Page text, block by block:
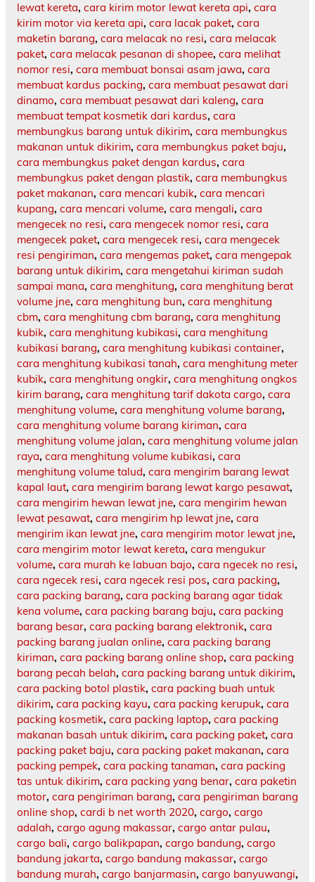
lewat kereta, cara kirim motor lewat kereta api, cara
kirim motor via kereta api, cara lacak paket, cara
maketin barang, cara melacak no resi, cara melacak
paket, cara melacak pesanan di shopee, cara melihat
nomor resi, cara membuat bonsai asam jawa, cara
membuat kardus packing, cara membuat pesawat dari
dinamo, cara membuat pesawat dari kaleng, cara
membuat tempat kosmetik dari kardus, cara
membungkus barang untuk dikirim, cara membungkus
makanan untuk dikirim, cara membungkus paket baju,
cara membungkus paket dengan kardus, cara
membungkus paket dengan plastik, cara membungkus
paket makanan, cara mencari kubik, cara mencari
kupang, cara mencari volume, cara mengali, cara
mengecek no resi, cara mengecek nomor resi, cara
mengecek paket, cara mengecek resi, cara mengecek
resi pengiriman, cara mengemas paket, cara mengepak
barang untuk dikirim, cara mengetahui kiriman sudah
sampai mana, cara menghitung, cara menghitung berat
volume jne, cara menghitung bun, cara menghitung
cbm, cara menghitung cbm barang, cara menghitung
kubik, cara menghitung kubikasi, cara menghitung
kubikasi barang, cara menghitung kubikasi container,
cara menghitung kubikasi tanah, cara menghitung meter
kubik, cara menghitung ongkir, cara menghitung ongkos
kirim barang, cara menghitung tarif dakota cargo, cara
menghitung volume, cara menghitung volume barang,
cara menghitung volume barang kiriman, cara
menghitung volume jalan, cara menghitung volume jalan
raya, cara menghitung volume kubikasi, cara
menghitung volume talud, cara mengirim barang lewat
kapal laut, cara mengirim barang lewat kargo pesawat,
cara mengirim hewan lewat jne, cara mengirim hewan
lewat pesawat, cara mengirim hp lewat jne, cara
mengirim ikan lewat jne, cara mengirim motor lewat jne,
cara mengirim motor lewat kereta, cara mengukur
volume, cara murah ke labuan bajo, cara ngecek no resi,
cara ngecek resi, cara ngecek resi pos, cara packing,
cara packing barang, cara packing barang agar tidak
kena volume, cara packing barang baju, cara packing
barang besar, cara packing barang elektronik, cara
packing barang jualan online, cara packing barang
kiriman, cara packing barang online shop, cara packing
barang pecah belah, cara packing barang untuk dikirim,
cara packing botol plastik, cara packing buah untuk
dikirim, cara packing kayu, cara packing kerupuk, cara
packing kosmetik, cara packing laptop, cara packing
makanan basah untuk dikirim, cara packing paket, cara
packing paket baju, cara packing paket makanan, cara
packing pempek, cara packing tanaman, cara packing
tas untuk dikirim, cara packing yang benar, cara paketin
motor, cara pengiriman barang, cara pengiriman barang
online shop, cardi b net worth 2020, cargo, cargo
adalah, cargo agung makassar, cargo antar pulau,
cargo bali, cargo balikpapan, cargo bandung, cargo
bandung jakarta, cargo bandung makassar, cargo
bandung murah, cargo banjarmasin, cargo banyuwangi,